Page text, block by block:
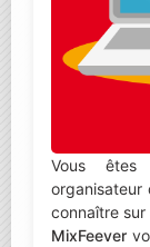
Vous êtes
organisateur
connaître sur
MixFeever